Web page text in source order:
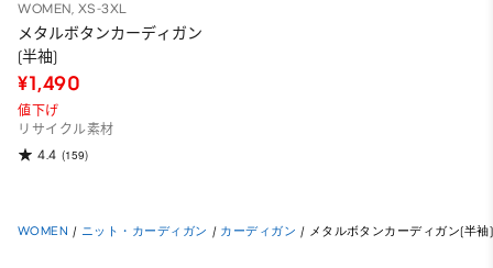
WOMEN, XS-3XL
メタルボタンカーディガン
(半袖)
¥1,490
値下げ
リサイクル素材
4.4 (159)
WOMEN / ニット・カーディガン / カーディガン / メタルボタンカーディガン(半袖)